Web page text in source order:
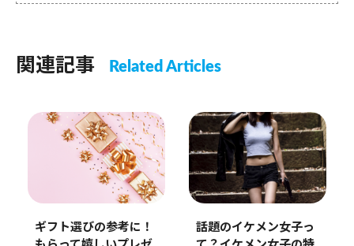
関連記事 Related Articles
ギフト選びの参考に！
話題のイケメン女子っ